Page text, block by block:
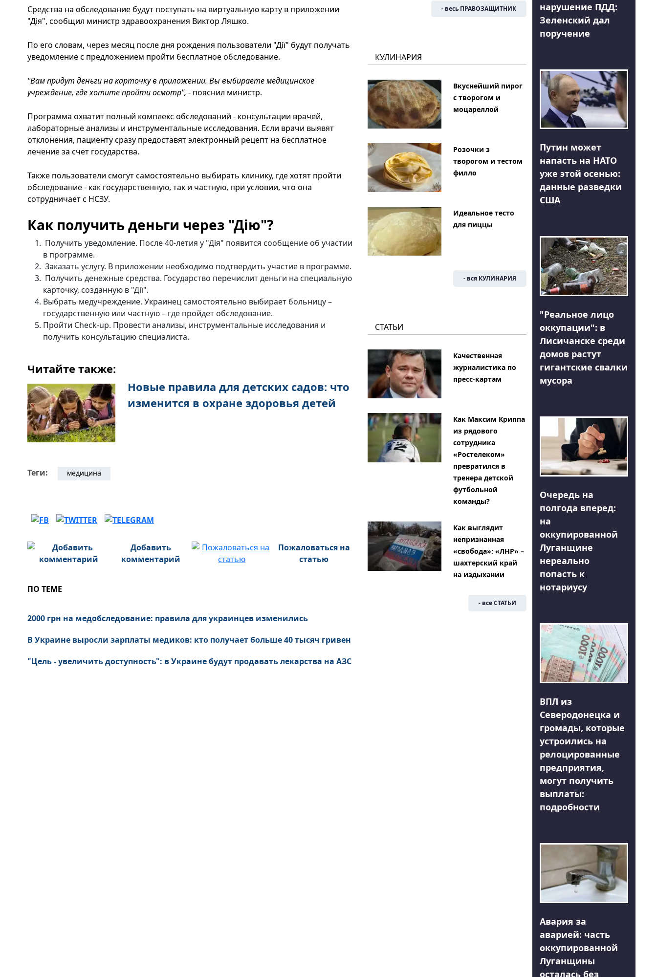
Средства на обследование будут поступать на виртуальную карту в приложении
"Дія", сообщил министр здравоохранения Виктор Ляшко.
По его словам, через месяц после дня рождения пользователи "Дії" будут получать
уведомление с предложением пройти бесплатное обследование.
"Вам придут деньги на карточку в приложении. Вы выбираете медицинское
учреждение, где хотите пройти осмотр", - пояснил министр.
Программа охватит полный комплекс обследований - консультации врачей,
лабораторные анализы и инструментальные исследования. Если врачи выявят
отклонения, пациенту сразу предоставят электронный рецепт на бесплатное
лечение за счет государства.
Также пользователи смогут самостоятельно выбирать клинику, где хотят пройти
обследование - как государственную, так и частную, при условии, что она
сотрудничает с НСЗУ.
Как получить деньги через "Дію"?
Получить уведомление. После 40-летия у "Дія" появится сообщение об участии
в программе.
Заказать услугу. В приложении необходимо подтвердить участие в программе.
Получить денежные средства. Государство перечислит деньги на специальную
карточку, созданную в "Дії".
Выбрать медучреждение. Украинец самостоятельно выбирает больницу –
государственную или частную – где пройдет обследование.
Пройти Check-up. Провести анализы, инструментальные исследования и
получить консультацию специалиста.
Читайте также:
Новые правила для детских садов: что
изменится в охране здоровья детей
Теги: медицина
Добавить
комментарий
Пожаловаться на
статью
ПО ТЕМЕ
2000 грн на медобследование: правила для украинцев изменились
В Украине выросли зарплаты медиков: кто получает больше 40 тысяч гривен
"Цель - увеличить доступность": в Украине будут продавать лекарства на АЗС
- весь ПРАВОЗАЩИТНИК
КУЛИНАРИЯ
Вкуснейший пирог
с творогом и
моцареллой
Розочки з
творогом и тестом
филло
Идеальное тесто
для пиццы
- вся КУЛИНАРИЯ
СТАТЬИ
Качественная
журналистика по
пресс-картам
Как Максим Криппа
из рядового
сотрудника
«Ростелеком»
превратился в
тренера детской
футбольной
команды?
Как выглядит
непризнанная
«свобода»: «ЛНР» –
шахтерский край
на издыхании
- все СТАТЬИ
нарушение ПДД:
Зеленский дал
поручение
Путин может
напасть на НАТО
уже этой осенью:
данные разведки
США
"Реальное лицо
оккупации": в
Лисичанске среди
домов растут
гигантские свалки
мусора
Очередь на
полгода вперед:
на
оккупированной
Луганщине
нереально
попасть к
нотариусу
ВПЛ из
Северодонецка и
громады, которые
устроились на
релоцированные
предприятия,
могут получить
выплаты:
подробности
Авария за
аварией: часть
оккупированной
Луганщины
осталась без